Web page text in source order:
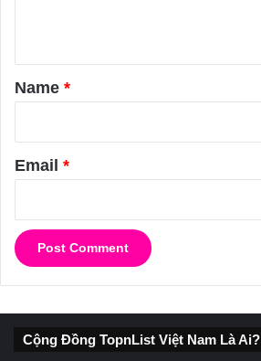
*
Name *
Email *
Cộng Đồng TopnList Việt Nam Là Ai?